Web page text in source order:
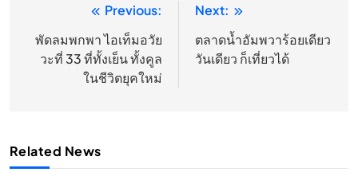
แนะแนว
เรื่อง
Previous:
พัดลมพกพา ไอเท็มอวัย
วะที่ 33 ที่ทั้งเย็น ทั้งคูล
ในชีวิตยุคใหม่
Next:
ตลาดน้ำอัมพวาร้อยเดียว
วันเดียว ก็เที่ยวได้
Related News